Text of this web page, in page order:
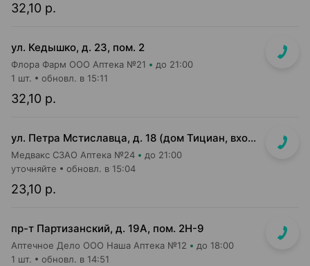
32,10 р.
ул. Кедышко, д. 23, пом. 2
Флора Фарм ООО Аптека №21 до 21:00
32,10 р.
1 шт. обновл. в 15:11
ул. Петра Мстиславца, д. 18 (дом Тициан, вход со стороны двора между 2 и 3 подъездом)
Медвакс СЗАО Аптека №24 до 21:00
23,10 р.
уточняйте обновл. в 15:04
пр-т Партизанский, д. 19А, пом. 2Н-9
Аптечное Дело ООО Наша Аптека №12 до 18:00
1 шт. обновл. в 14:51